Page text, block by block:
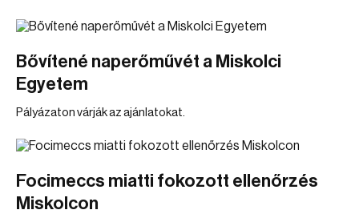
Bővítené naperőművét a Miskolci
Egyetem
Pályázaton várják az ajánlatokat.
Focimeccs miatti fokozott ellenőrzés
Miskolcon